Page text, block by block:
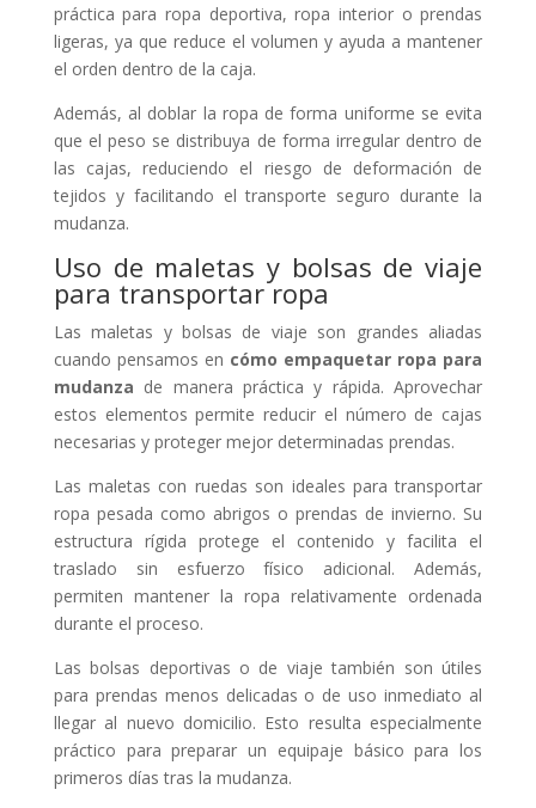
práctica para ropa deportiva, ropa interior o prendas
ligeras, ya que reduce el volumen y ayuda a mantener
el orden dentro de la caja.
Además, al doblar la ropa de forma uniforme se evita
que el peso se distribuya de forma irregular dentro de
las cajas, reduciendo el riesgo de deformación de
tejidos y facilitando el transporte seguro durante la
mudanza.
Uso de maletas y bolsas de viaje
para transportar ropa
Las maletas y bolsas de viaje son grandes aliadas
cuando pensamos en cómo empaquetar ropa para
mudanza de manera práctica y rápida. Aprovechar
estos elementos permite reducir el número de cajas
necesarias y proteger mejor determinadas prendas.
Las maletas con ruedas son ideales para transportar
ropa pesada como abrigos o prendas de invierno. Su
estructura rígida protege el contenido y facilita el
traslado sin esfuerzo físico adicional. Además,
permiten mantener la ropa relativamente ordenada
durante el proceso.
Las bolsas deportivas o de viaje también son útiles
para prendas menos delicadas o de uso inmediato al
llegar al nuevo domicilio. Esto resulta especialmente
práctico para preparar un equipaje básico para los
primeros días tras la mudanza.